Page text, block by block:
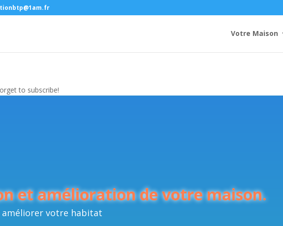
Votre Maison
to subscribe!
et amélioration de votre maison.
votre habitat